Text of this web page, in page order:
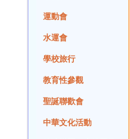
運動會
水運會
學校旅行
教育性參觀
聖誕聯歡會
中華文化活動